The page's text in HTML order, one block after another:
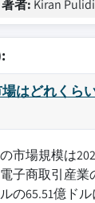
著者: Kiran
はどれくら
市場規模は
子商取引産業
の65.51億ドル